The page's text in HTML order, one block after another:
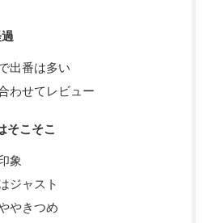
出番は多い
わせてレビュー
そこそこ
象
ジャスト
やきつめ